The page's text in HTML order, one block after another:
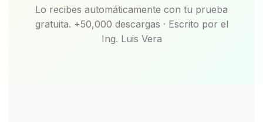
Lo recibes automáticamente con tu prueba
gratuita. +50,000 descargas · Escrito por el
Ing. Luis Vera